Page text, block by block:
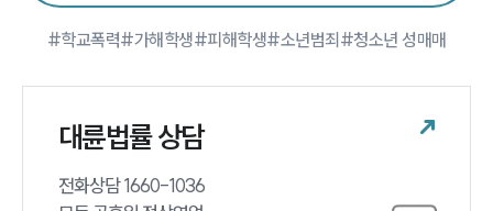
법률지식인
고객후기
학교폭력대응팀 업무
#학교폭력#가해학생#피해학생#소년범죄 #청소년 성매매
대륜법률 상담
전화상담 1660-1036